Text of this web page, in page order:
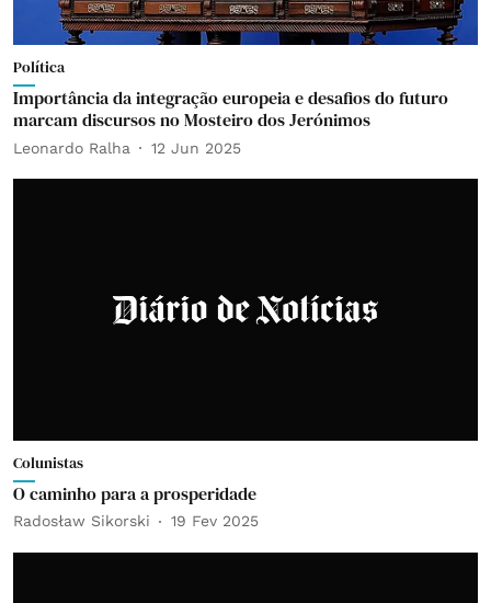
Política
Importância da integração europeia e desafios do futuro
marcam discursos no Mosteiro dos Jerónimos
Leonardo Ralha 12 Jun 2025
Colunistas
O caminho para a prosperidade
Radosław Sikorski 19 Fev 2025